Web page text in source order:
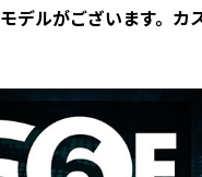
デルがございます。カ